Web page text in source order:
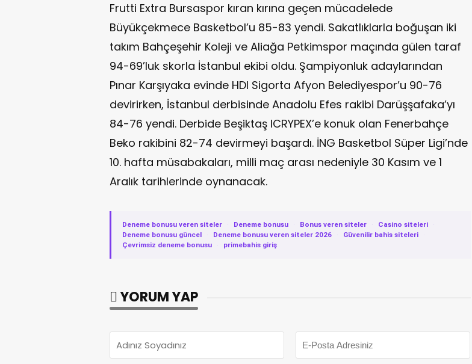
Frutti Extra Bursaspor kıran kırına geçen mücadelede
Büyükçekmece Basketbol’u 85-83 yendi. Sakatlıklarla boğuşan iki
takım Bahçeşehir Koleji ve Aliağa Petkimspor maçında gülen taraf
94-69’luk skorla İstanbul ekibi oldu. Şampiyonluk adaylarından
Pınar Karşıyaka evinde HDI Sigorta Afyon Belediyespor’u 90-76
devirirken, İstanbul derbisinde Anadolu Efes rakibi Darüşşafaka’yı
84-76 yendi. Derbide Beşiktaş ICRYPEX’e konuk olan Fenerbahçe
Beko rakibini 82-74 devirmeyi başardı. İNG Basketbol Süper Ligi’nde
10. hafta müsabakaları, milli maç arası nedeniyle 30 Kasım ve 1
Aralık tarihlerinde oynanacak.
Deneme bonusu veren siteler · Deneme bonusu · Bonus veren siteler · Casino siteleri
·
Deneme bonusu güncel
· Deneme bonusu veren siteler 2026 · Güvenilir bahis siteleri
·
Çevrimsiz deneme bonusu
· primebahis giriş
YORUM YAP